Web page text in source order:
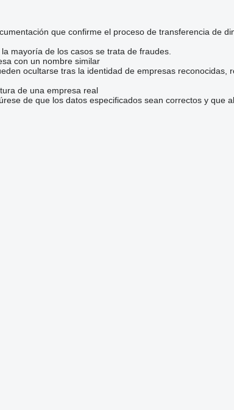
que confirme el proceso de transferencia de
mayoría de los casos se trata de fraudes.
con un nombre similar
ocultarse tras la identidad de empresas
de una empresa real
de que los datos especificados sean correctos y que